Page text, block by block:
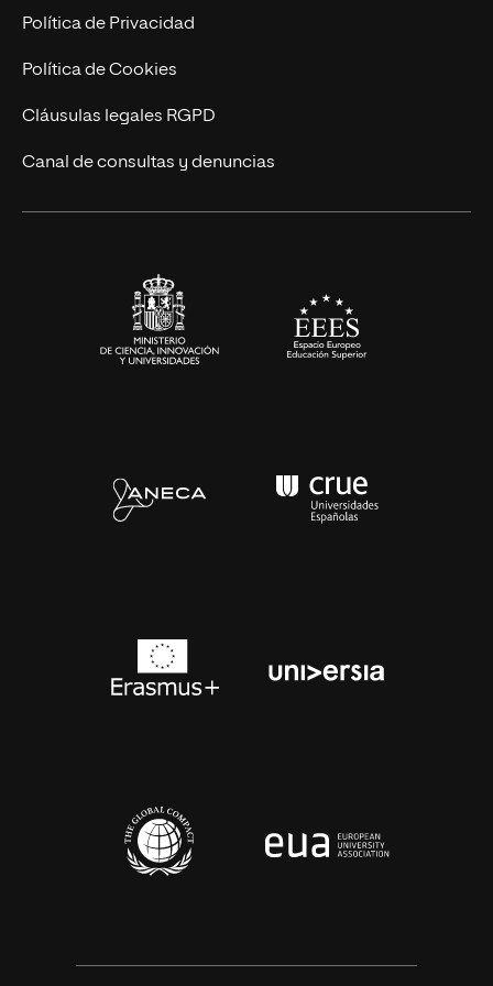
Postgrados
Cursos Universitarios
Trabaja en UNIR
Actualidad
UNIR Revista
Eventos
Política de Privacidad
Política de Cookies
Cláusulas legales RGPD
Canal de consultas y denuncias